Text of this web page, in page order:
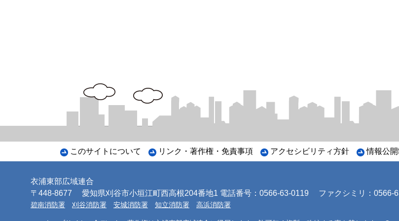
このサイトについて リンク・著作権・免責事項 アクセシビリティ方針 情報公
衣浦東部広域連合
〒448-8677
愛知県刈谷市小垣江町西高根204番地1 電話番号：0566-63-0119 ファクシミリ：0566-
碧南消防署 刈谷消防署 安城消防署 知立消防署 高浜消防署